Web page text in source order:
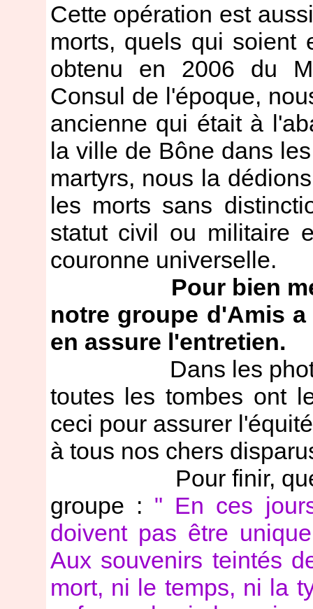
Cette opération est
morts, quels qui soient
obtenu en 2006 du
Consul de l'époque,
ancienne qui était à
la ville de Bône dans
martyrs, nous la
les morts sans
statut civil ou militaire
couronne universelle.
Pour bien
notre groupe d'Amis
en assure l'entretien.
Dans les photos
toutes les tombes ont
ceci pour assurer
à tous nos chers
Pour finir,
groupe : " En ces
doivent pas être
Aux souvenirs teintés
mort, ni le temps, ni la